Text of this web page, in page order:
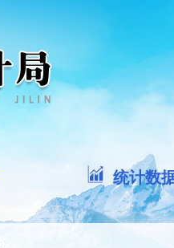
统计数